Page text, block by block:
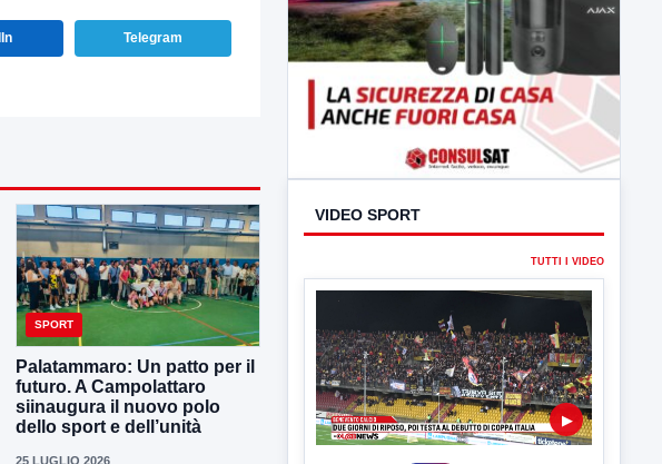
Telegram
SPORT
Palatammaro: Un patto per il
futuro. A Campolattaro
siinaugura il nuovo polo
dello sport e dell’unità
25 LUGLIO 2026
VIDEO SPORT
TUTTI I VIDEO
▶